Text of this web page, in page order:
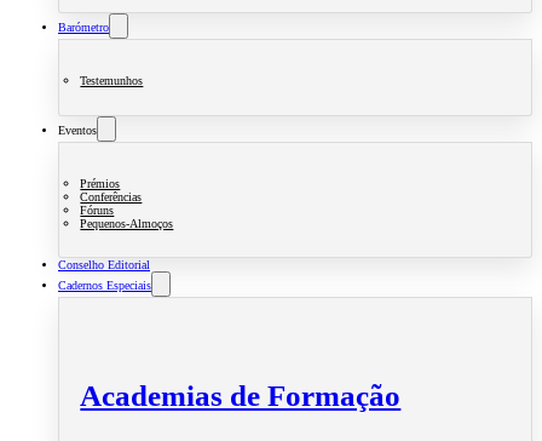
Barómetro
Testemunhos
Eventos
Prémios
Conferências
Fóruns
Pequenos-Almoços
Conselho Editorial
Cadernos Especiais
Academias de Formação